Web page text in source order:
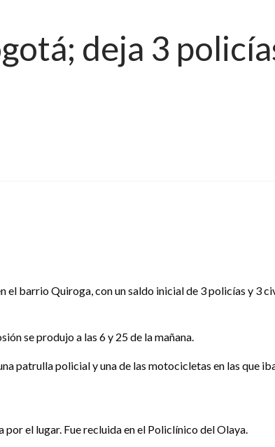
deja 3
barrio Quiroga, con un saldo inicial de 3 policías y 3
se produjo a las 6 y 25 de la mañana.
patrulla policial y una de las motocicletas en las que
el lugar. Fue recluida en el Policlínico del Olaya.